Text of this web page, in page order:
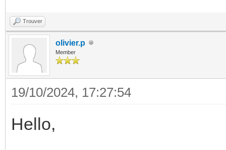
Trouver
olivier.p
Member
19/10/2024, 17:27:54
Hello,